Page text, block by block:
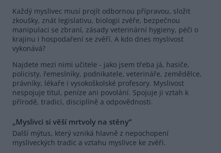
Každý myslivec musí projít odbornou přípravou, složit
zkoušky, znát legislativu, biologii zvěře, bezpečnou
manipulaci se zbraní, zásady veterinární hygieny, péči o
krajinu i hospodaření se zvěří. A kdo dnes myslivost
vykonává?
Najdete mezi nimi učitele - jako jsem třeba já, hasiče,
policisty, řemeslníky, podnikatele, veterináře, zemědělce,
právníky, lékaře i vysokoškolské profesory. Myslivost
nespojuje titul, peníze ani povolání. Spojuje ji vztah k
přírodě, tradici, disciplíně a odpovědnosti.
„Myslivci si věší mrtvoly na stěny“
Další mýtus, který vzniká hlavně z nepochopení
mysliveckých tradic a vztahu myslivce ke zvěři.